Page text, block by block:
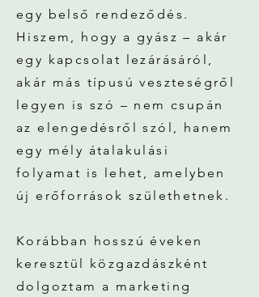
egy belső rendeződés.
Hiszem, hogy a gyász – akár
egy kapcsolat lezárásáról,
akár más típusú veszteségről
legyen is szó – nem csupán
az elengedésről szól, hanem
egy mély átalakulási
folyamat is lehet, amelyben
új erőforrások születhetnek.
Korábban hosszú éveken
keresztül közgazdászként
dolgoztam a marketing